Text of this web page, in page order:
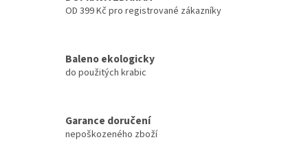
OD 399 Kč pro registrované zákazníky
Baleno ekologicky
do použitých krabic
Garance doručení
nepoškozeného zboží